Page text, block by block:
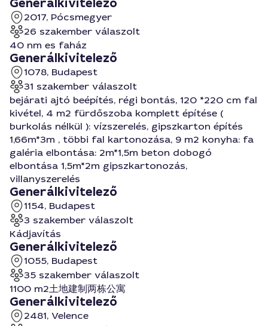
Generálkivitelező
2017, Pócsmegyer
26 szakember válaszolt
40 nm es faház
Generálkivitelező
1078, Budapest
31 szakember válaszolt
bejárati ajtó beépítés, régi bontás, 120 *220 cm fal
kivétel, 4 m2 fürdőszoba komplett építése (
burkolás nélkül ): vízszerelés, gipszkarton építés
1,66m*3m , többi fal kartonozása, 9 m2 konyha: fa
galéria elbontása: 2m*1,5m beton dobogó
elbontása 1,5m*2m gipszkartonozás,
villanyszerelés
Generálkivitelező
1154, Budapest
3 szakember válaszolt
Kádjavítás
Generálkivitelező
1055, Budapest
35 szakember válaszolt
1100 m2土地建制两栋公寓
Generálkivitelező
2481, Velence